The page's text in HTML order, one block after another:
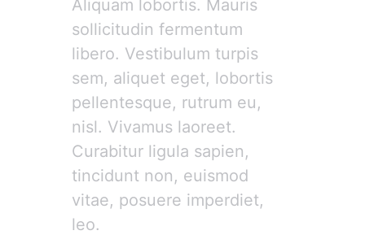
Aliquam lobortis. Mauris
sollicitudin fermentum
libero. Vestibulum turpis
sem, aliquet eget, lobortis
pellentesque, rutrum eu,
nisl. Vivamus laoreet.
Curabitur ligula sapien,
tincidunt non, euismod
vitae, posuere imperdiet,
leo.